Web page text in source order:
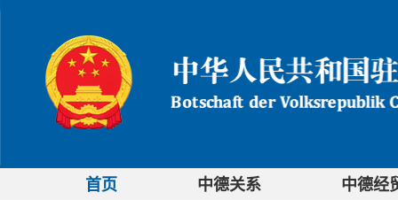
首页 中德关系 中德经